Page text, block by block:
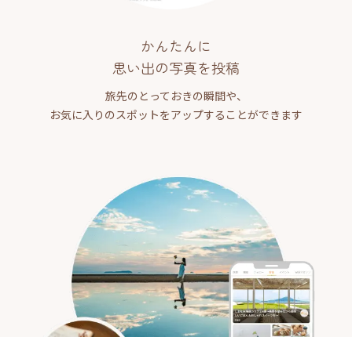
かんたんに
思い出の写真を投稿
旅先のとっておきの瞬間や、
お気に入りのスポットをアップすることができます